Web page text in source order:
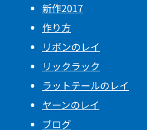
新作2017
作り方
リボンのレイ
リックラック
ラットテールのレイ
ヤーンのレイ
ブログ